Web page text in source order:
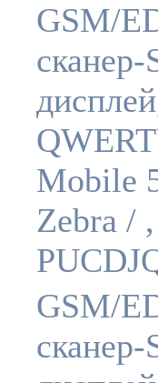
GSM/
Mobile
Zebra /
GSM/